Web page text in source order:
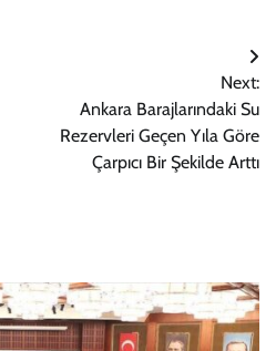
Next:
Ankara Barajlarındaki Su
Rezervleri Geçen Yıla Göre
Çarpıcı Bir Şekilde Arttı